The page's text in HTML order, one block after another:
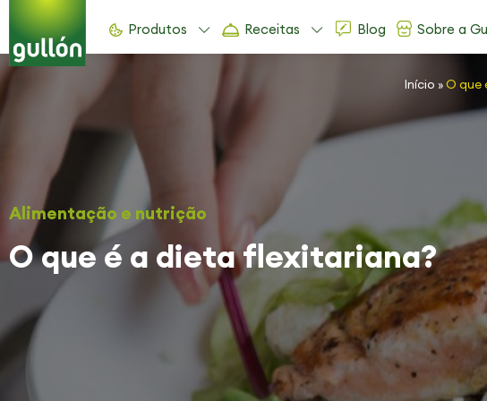
Produtos Receitas Blog Sobre a
Início »O que
Alimentação e nutrição
O que é a dieta flexitariana?